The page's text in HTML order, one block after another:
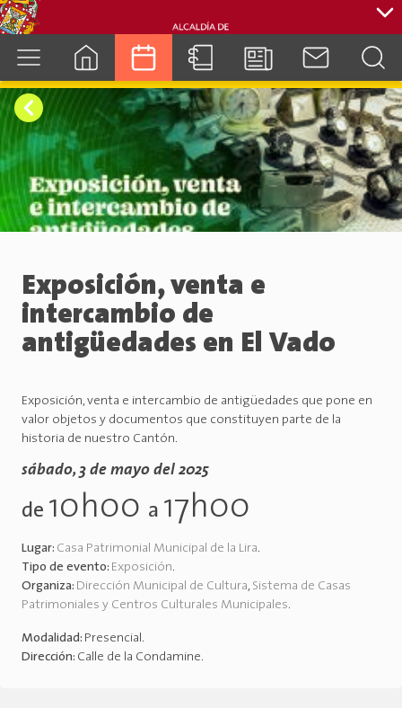
cuenca.gob.ec
Exposición, venta e
intercambio de
antigüedades en El Vado
Exposición, venta e intercambio de antigüedades que pone en
valor objetos y documentos que constituyen parte de la
historia de nuestro Cantón.
sábado, 3 de mayo del 2025
de 10h00 a 17h00
Lugar: Casa Patrimonial Municipal de la Lira.
Tipo de evento: Exposición.
Organiza: Dirección Municipal de Cultura, Sistema de Casas
Patrimoniales y Centros Culturales Municipales.
Modalidad: Presencial.
Dirección: Calle de la Condamine.